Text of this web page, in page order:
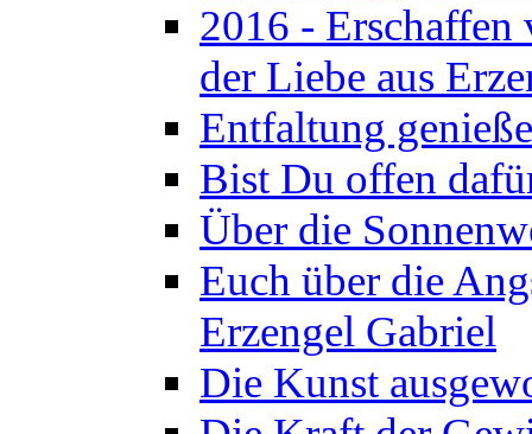
2016 - Erschaffen
der Liebe aus
Entfaltung
Bist Du offen
Über die
Euch über die
Erzengel Gabriel
Die Kunst